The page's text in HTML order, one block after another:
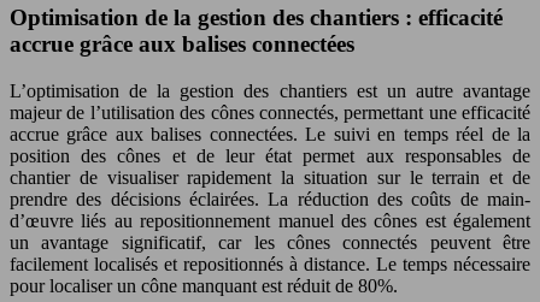
Optimisation de la gestion des chantiers : efficacité
accrue grâce aux balises connectées
L’optimisation de la gestion des chantiers est un autre avantage
majeur de l’utilisation des cônes connectés, permettant une efficacité
accrue grâce aux balises connectées. Le suivi en temps réel de la
position des cônes et de leur état permet aux responsables de
chantier de visualiser rapidement la situation sur le terrain et de
prendre des décisions éclairées. La réduction des coûts de main-
d’œuvre liés au repositionnement manuel des cônes est également
un avantage significatif, car les cônes connectés peuvent être
facilement localisés et repositionnés à distance. Le temps nécessaire
pour localiser un cône manquant est réduit de 80%.